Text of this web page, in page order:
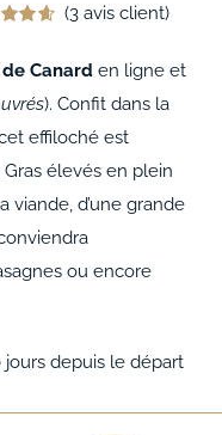
(3avis client)
Canard en ligne et
). Confit dans la
effiloché est
élevés en plein
viande, d’une grande
ou encore
depuis le départ